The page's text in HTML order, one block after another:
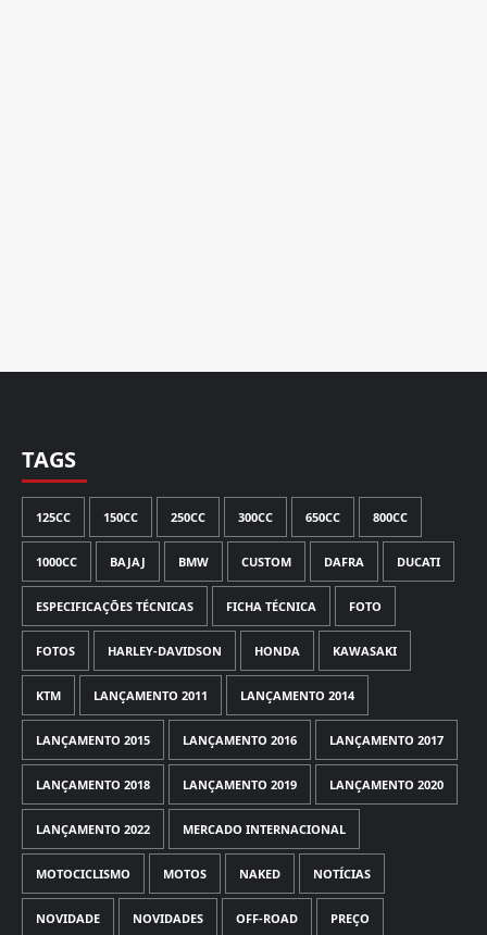
TAGS
125CC 150CC 250CC 300CC 650CC 800CC
1000CC BAJAJ BMW CUSTOM DAFRA DUCATI
ESPECIFICAÇÕES TÉCNICAS FICHA TÉCNICA FOTO
FOTOS HARLEY-DAVIDSON HONDA KAWASAKI
KTM LANÇAMENTO 2011 LANÇAMENTO 2014
LANÇAMENTO 2015 LANÇAMENTO 2016 LANÇAMENTO 2017
LANÇAMENTO 2018 LANÇAMENTO 2019 LANÇAMENTO 2020
LANÇAMENTO 2022 MERCADO INTERNACIONAL
MOTOCICLISMO MOTOS NAKED NOTÍCIAS
NOVIDADE NOVIDADES OFF-ROAD PREÇO